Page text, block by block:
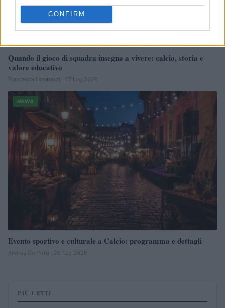
CONFIRM
Quando il gioco di squadra insegna a vivere: calcio, storia e
valore educativo
Francesca Lombardi · 27 Lug 2026
NEWS
Evento sportivo e culturale a Calcio: programma e dettagli
Andrea Conforti · 26 Lug 2026
PIÙ LETTI